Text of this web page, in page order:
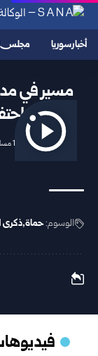
أخبار سوريا مجلس
مسير في
2025/12/07 11:02 مساءً
الوسوم:حماة ذكرى